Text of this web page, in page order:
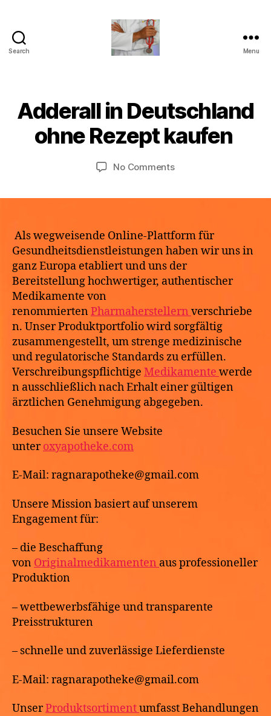
Search Menu
Categories
I
Adderall in Deutschland
ohne Rezept kaufen
y
a
p
t
M
a
y
2
2
2
No Commentson
Rezept
kaufen
Als wegweisende Online-Plattform für
Gesundheitsdienstleistungen haben wir uns in
ganz Europa etabliert und uns der
Bereitstellung hochwertiger, authentischer
Medikamente von
renommiertenPharmaherstellern verschriebe
n. Unser Produktportfolio wird sorgfältig
zusammengestellt, um strenge medizinische
und regulatorische Standards zu erfüllen.
Verschreibungspflichtige Medikamente werde
n ausschließlich nach Erhalt einer gültigen
ärztlichen Genehmigung abgegeben.
Besuchen Sie unsere Website
unteroxyapotheke.com
E-Mail: ragnarapotheke@gmail.com
Unsere Mission basiert auf unserem
Engagement für:
– die Beschaffung
von Originalmedikamenten aus professioneller
Produktion
– wettbewerbsfähige und transparente
Preisstrukturen
– schnelle und zuverlässige Lieferdienste
E-Mail: ragnarapotheke@gmail.com
UnserProduktsortimentumfasst Behandlungen